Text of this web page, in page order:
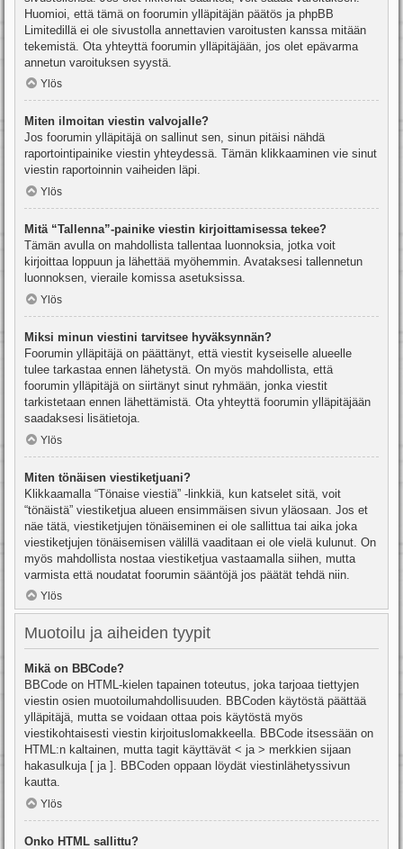
Huomioi, että tämä on foorumin ylläpitäjän päätös ja phpBB
Limitedillä ei ole sivustolla annettavien varoitusten kanssa mitään
tekemistä. Ota yhteyttä foorumin ylläpitäjään, jos olet epävarma
annetun varoituksen syystä.
Ylös
Miten ilmoitan viestin valvojalle?
Jos foorumin ylläpitäjä on sallinut sen, sinun pitäisi nähdä
raportointipainike viestin yhteydessä. Tämän klikkaaminen vie sinut
viestin raportoinnin vaiheiden läpi.
Ylös
Mitä “Tallenna”-painike viestin kirjoittamisessa tekee?
Tämän avulla on mahdollista tallentaa luonnoksia, jotka voit
kirjoittaa loppuun ja lähettää myöhemmin. Avataksesi tallennetun
luonnoksen, vieraile komissa asetuksissa.
Ylös
Miksi minun viestini tarvitsee hyväksynnän?
Foorumin ylläpitäjä on päättänyt, että viestit kyseiselle alueelle
tulee tarkastaa ennen lähetystä. On myös mahdollista, että
foorumin ylläpitäjä on siirtänyt sinut ryhmään, jonka viestit
tarkistetaan ennen lähettämistä. Ota yhteyttä foorumin ylläpitäjään
saadaksesi lisätietoja.
Ylös
Miten tönäisen viestiketjuani?
Klikkaamalla “Tönaise viestiä” -linkkiä, kun katselet sitä, voit
“tönäistä” viestiketjua alueen ensimmäisen sivun yläosaan. Jos et
näe tätä, viestiketjujen tönäiseminen ei ole sallittua tai aika joka
viestiketjujen tönäisemisen välillä vaaditaan ei ole vielä kulunut. On
myös mahdollista nostaa viestiketjua vastaamalla siihen, mutta
varmista että noudatat foorumin sääntöjä jos päätät tehdä niin.
Ylös
Muotoilu ja aiheiden tyypit
Mikä on BBCode?
BBCode on HTML-kielen tapainen toteutus, joka tarjoaa tiettyjen
viestin osien muotoilumahdollisuuden. BBCoden käytöstä päättää
ylläpitäjä, mutta se voidaan ottaa pois käytöstä myös
viestikohtaisesti viestin kirjoituslomakkeella. BBCode itsessään on
HTML:n kaltainen, mutta tagit käyttävät < ja > merkkien sijaan
hakasulkuja [ ja ]. BBCoden oppaan löydät viestinlähetyssivun
kautta.
Ylös
Onko HTML sallittu?